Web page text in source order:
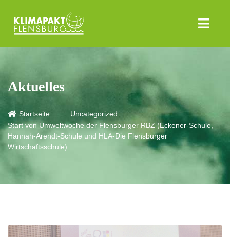
Aktuelles
Startseite
Uncategorized
Start von Umweltwoche der Flensburger RBZ (Eckener-Schule,
Hannah-Arendt-Schule und HLA-Die Flensburger
Wirtschaftsschule)